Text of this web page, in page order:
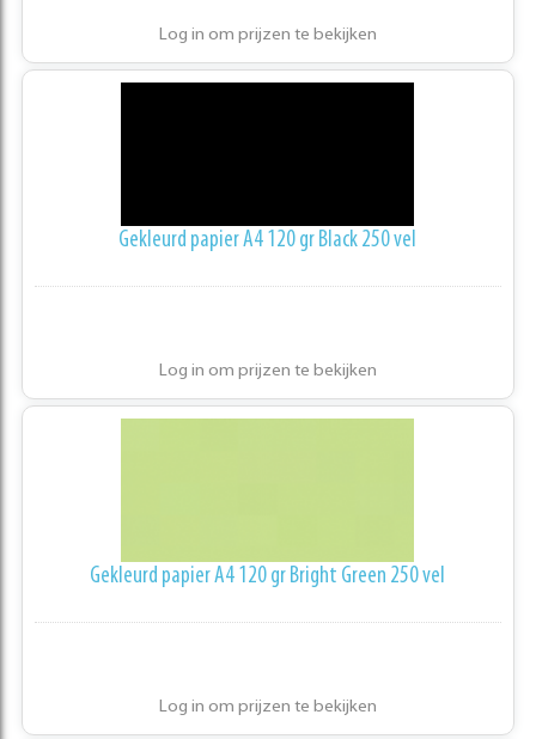
Log in om prijzen te bekijken
Gekleurd papier A4 120 gr Black 250 vel
Log in om prijzen te bekijken
Gekleurd papier A4 120 gr Bright Green 250 vel
Log in om prijzen te bekijken